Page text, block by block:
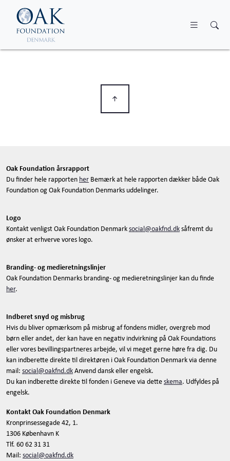
Skip to main content
Oak Foundation årsrapport
Du finder hele rapporten her Bemærk at hele rapporten dækker både Oak
Foundation og Oak Foundation Denmarks uddelinger.
Logo
Kontakt venligst Oak Foundation Denmarksocial@oakfnd.dksåfremt du
ønsker at erhverve vores logo.
Branding- og medieretningslinjer
Oak Foundation Denmarks branding- og medieretningslinjer kan du finde
her.
Indberet snyd og misbrug
Hvis du bliver opmærksom på misbrug af fondens midler, overgreb mod
børn eller andet, der kan have en negativ indvirkning på Oak Foundations
eller vores bevillingspartneres arbejde, vil vi meget gerne høre fra dig. Du
kan indberette direkte til direktøren i Oak Foundation Denmark via denne
mail: social@oakfnd.dkAnvend dansk eller engelsk.
Du kan indberette direkte til fonden i Geneve via detteskema. Udfyldes på
engelsk.
Kontakt Oak Foundation Denmark
Kronprinsessegade 42, 1.
1306 København K
Tlf. 60 62 31 31
Mail: social@oakfnd.dk